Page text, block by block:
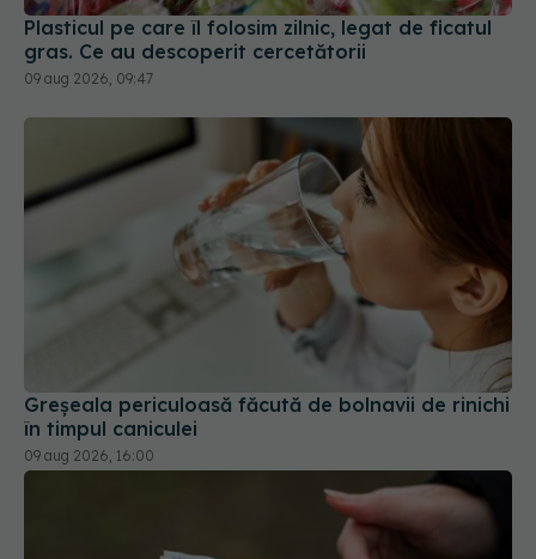
Plasticul pe care îl folosim zilnic, legat de ficatul
gras. Ce au descoperit cercetătorii
09 aug 2026, 09:47
Greșeala periculoasă făcută de bolnavii de rinichi
în timpul caniculei
09 aug 2026, 16:00